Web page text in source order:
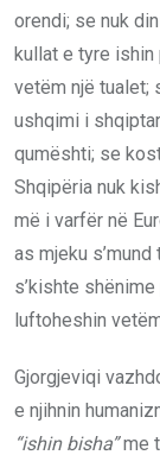
orendi; se nuk
kullat e tyre ishin
vetëm një tualet;
ushqimi i
qumështi; se
Shqipëria nuk
më i varfër në
as mjeku
s’kishte
luftoheshin
Gjorgjeviqi
e njihnin
“ishin bisha”me